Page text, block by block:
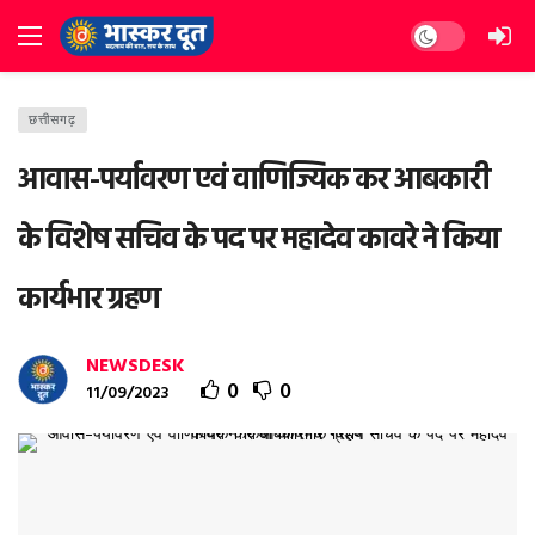
Dark mode
छत्तीसगढ़
आवास-पर्यावरण एवं वाणिज्यिक कर आबकारी
के विशेष सचिव के पद पर महादेव कावरे ने किया
कार्यभार ग्रहण
NEWSDESK
11/09/2023 0 0